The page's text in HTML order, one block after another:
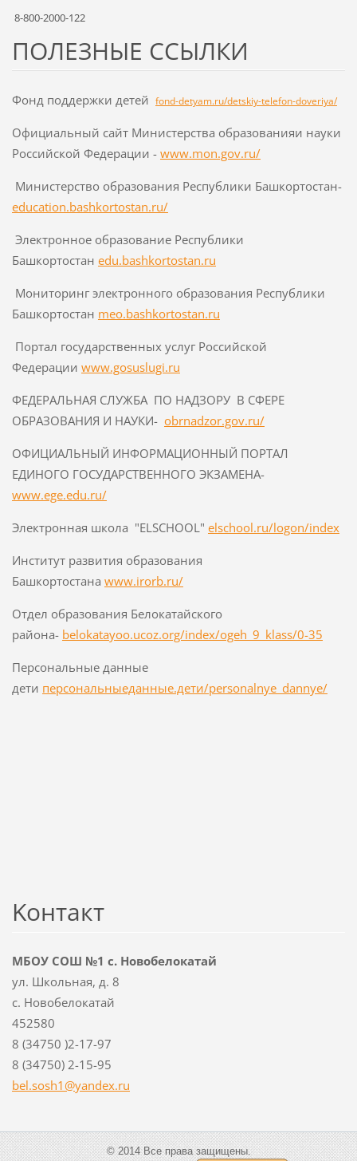
8-800-2000-122
ПОЛЕЗНЫЕ ССЫЛКИ
Фонд поддержки детей fond-detyam.ru/detskiy-telefon-doveriya/
Официальный сайт Министерства образованияи науки
Российской Федерации - www.mon.gov.ru/
Министерство образования Республики Башкортостан-
education.bashkortostan.ru/
Электронное образование Республики
Башкортостан edu.bashkortostan.ru
Мониторинг электронного образования Республики
Башкортостан meo.bashkortostan.ru
Портал государственных услуг Российской
Федерации www.gosuslugi.ru
ФЕДЕРАЛЬНАЯ СЛУЖБА ПО НАДЗОРУ В СФЕРЕ
ОБРАЗОВАНИЯ И НАУКИ- obrnadzor.gov.ru/
ОФИЦИАЛЬНЫЙ ИНФОРМАЦИОННЫЙ ПОРТАЛ
ЕДИНОГО ГОСУДАРСТВЕННОГО ЭКЗАМЕНА-
www.ege.edu.ru/
Электронная школа "ELSCHOOL" elschool.ru/logon/index
Институт развития образования
Башкортостана www.irorb.ru/
Отдел образования Белокатайского
района- belokatayoo.ucoz.org/index/ogeh_9_klass/0-35
Персональные данные
дети персональныеданные.дети/personalnye_dannye/
Koнтакт
МБОУ СОШ №1 с. Новобелокатай
ул. Школьная, д. 8
с. Новобелокатай
452580
8 (34750 )2-17-97
8 (34750) 2-15-95
bel.sosh1@yandex.ru
© 2014 Все права защищены.